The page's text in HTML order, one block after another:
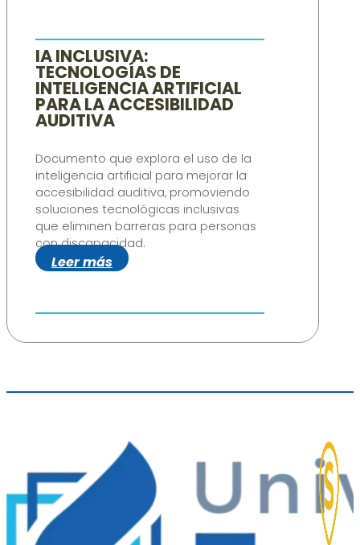
IA INCLUSIVA:
TECNOLOGÍAS DE
INTELIGENCIA ARTIFICIAL
PARA LA ACCESIBILIDAD
AUDITIVA
Documento que explora el uso de la
inteligencia artificial para mejorar la
accesibilidad auditiva, promoviendo
soluciones tecnológicas inclusivas
que eliminen barreras para personas
con discapacidad.
Leer más